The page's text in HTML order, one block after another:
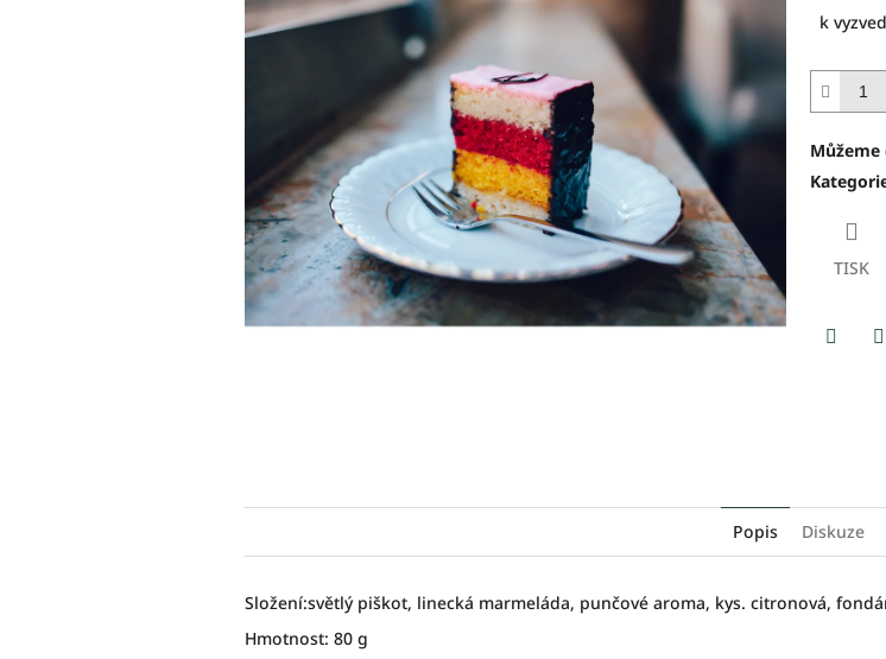
cena:
k
TISK
Popis Diskuze
Složení:světlý piškot, linecká marmeláda, punčové aroma, kys. citronová,
Hmotnost: 80 g